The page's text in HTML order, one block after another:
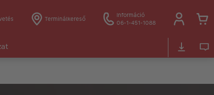
Terminálkereső
Információ
06-1-451-1088